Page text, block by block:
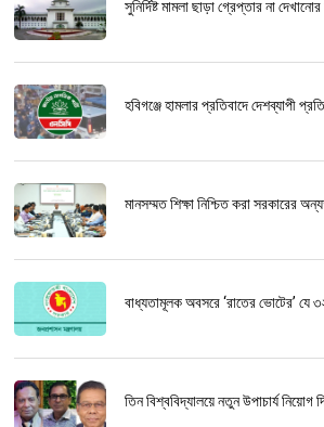
সুনির্দিষ্ট মামলা ছাড়া গ্রেপ্তার না
হবিগঞ্জে হামলার প্রতিবাদে দেশব্যাপী
মানসম্মত শিক্ষা নিশ্চিত করা সরকারের
বাধ্যতামূলক অবসরে ‘রাতের ভোটের’ যে
তিন বিশ্ববিদ্যালয়ে নতুন উপাচার্য নিয়োগ